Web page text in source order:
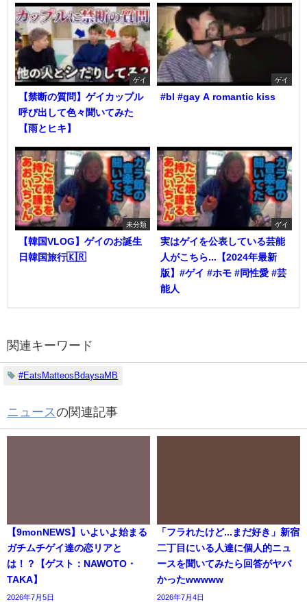
ゲイ
【禁断の質問】ゲイカップル
呼び出して色々聞いてみた
【雨とヒキ】
ゲイ
#bl #gay A romantic kiss
未分類
【韓国VLOG】ゲイのお誕生
日韓国旅行🇰🇷
ゲイ
実はゲイを公表している芸能
人がこちら...【2024年最新
版】#ゲイ #ホモ #同性愛 #芸
能人
関連キーワード
#EatsMatteosBdaysaMB
ニュースの関連記事
【9monNEWS】いよいよ始まる
ガチムチゲイ達の恋リアと
は！？【ゲスト：NAWOTO・
TAKA】
2026年7月5日
「フラれたけど...まだ好き」新宿
二丁目にいる人達に個人的ニュ
ースを聞いてみたら回答がヤバ
かったwwwww
2026年7月4日